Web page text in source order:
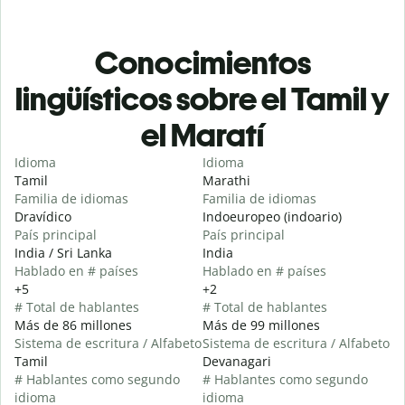
Conocimientos
lingüísticos sobre el Tamil y
el Maratí
Idioma
Tamil
Familia de idiomas
Dravídico
País principal
India / Sri Lanka
Hablado en # países
+5
# Total de hablantes
Más de 86 millones
Sistema de escritura / Alfabeto
Tamil
# Hablantes como segundo
idioma
Idioma
Marathi
Familia de idiomas
Indoeuropeo (indoario)
País principal
India
Hablado en # países
+2
# Total de hablantes
Más de 99 millones
Sistema de escritura / Alfabeto
Devanagari
# Hablantes como segundo
idioma